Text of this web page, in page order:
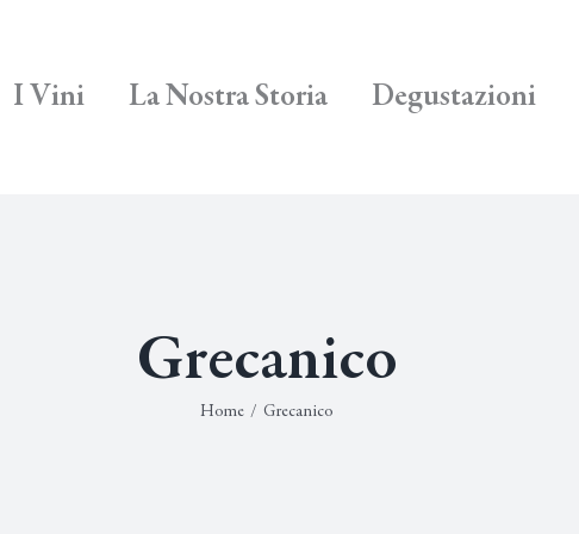
I Vini La Nostra Storia Degustazioni
Grecanico
Home / Grecanico